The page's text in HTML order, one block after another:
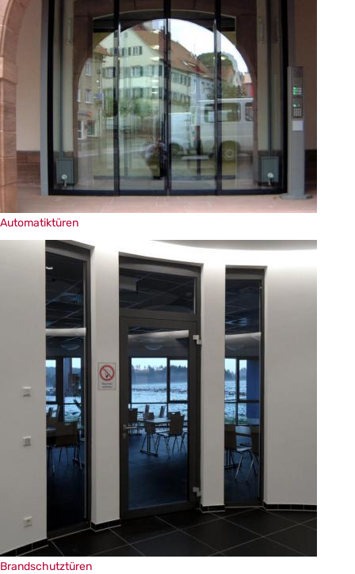
Automatiktüren
Brandschutztüren